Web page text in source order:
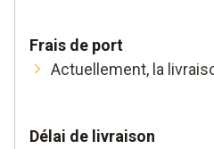
Frais de port
Actuellement, la
Délai de livraison